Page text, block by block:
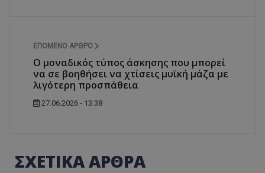
ΕΠΌΜΕΝΟ ΆΡΘΡΟ
Ο μοναδικός τύπος άσκησης που μπορεί
να σε βοηθήσει να χτίσεις μυϊκή μάζα με
λιγότερη προσπάθεια
27.06.2026 - 13:38
ΣΧΕΤΙΚΑ ΑΡΘΡΑ